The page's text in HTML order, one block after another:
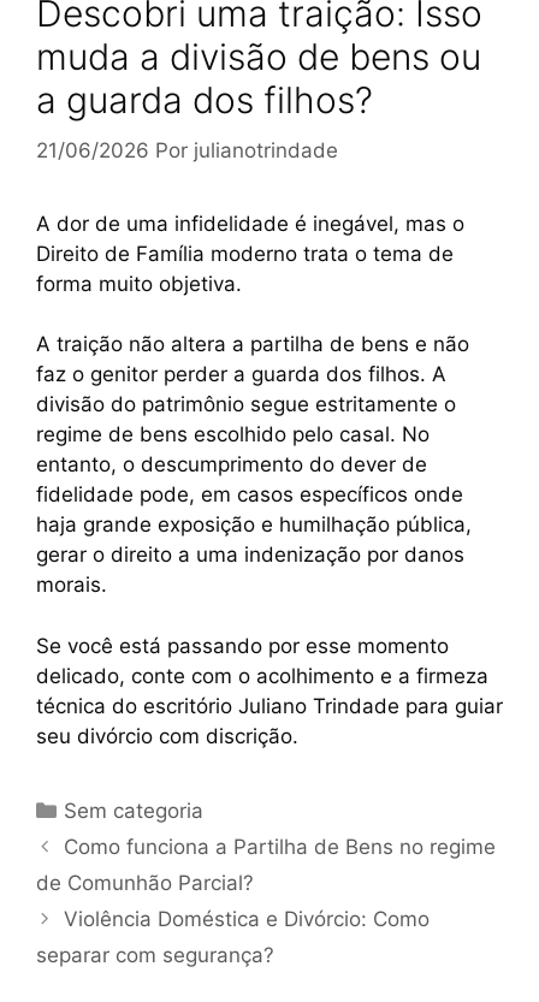
Descobri uma traição: Isso
muda a divisão de bens ou
a guarda dos filhos?
21/06/2026 Por julianotrindade
A dor de uma infidelidade é inegável, mas o
Direito de Família moderno trata o tema de
forma muito objetiva.
A traição não altera a partilha de bens e não
faz o genitor perder a guarda dos filhos. A
divisão do patrimônio segue estritamente o
regime de bens escolhido pelo casal. No
entanto, o descumprimento do dever de
fidelidade pode, em casos específicos onde
haja grande exposição e humilhação pública,
gerar o direito a uma indenização por danos
morais.
Se você está passando por esse momento
delicado, conte com o acolhimento e a firmeza
técnica do escritório Juliano Trindade para guiar
seu divórcio com discrição.
Sem categoria
Como funciona a Partilha de Bens no regime
de Comunhão Parcial?
Violência Doméstica e Divórcio: Como
separar com segurança?